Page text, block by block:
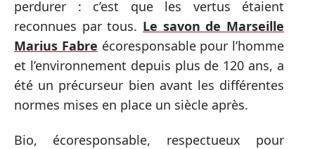
perdurer : c’est que les vertus étaient
reconnues par tous. Le savon de Marseille
Marius Fabre écoresponsable pour l’homme
et l’environnement depuis plus de 120 ans, a
été un précurseur bien avant les différentes
normes mises en place un siècle après.
Bio, écoresponsable, respectueux pour